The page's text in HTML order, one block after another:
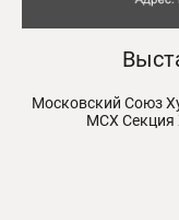
Московский Союз
МСХ Секция